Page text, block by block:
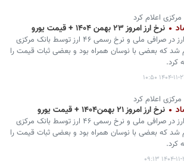
مرکزی اعلام کرد
نرخ ارز امروز ۲۳ بهمن ۱۴۰۴ + قیمت یورو
نرخ ارز در صرافی ملی و نرخ رسمی ۴۶ ارز توسط بانک مرکزی
شد که بعضی با نوسان همراه بود و بعضی ثبات قیمت را
کرد.
۱۱-۲۳ ۱۰:۵۰
مرکزی اعلام کرد
نرخ ارز امروز ۲۱ بهمن۱۴۰۴ + قیمت یورو
نرخ ارز در صرافی ملی و نرخ رسمی ۴۶ ارز توسط بانک مرکزی
شد که بعضی با نوسان همراه بود و بعضی ثبات قیمت را
کرد.
۱۱-۲۱ ۰۹:۱۳